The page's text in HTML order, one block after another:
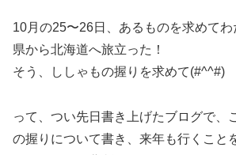
10月の25〜26日、あるものを求めて
県から北海道へ旅立った！
そう、ししゃもの握りを求めて(#^^#)
って、つい先日書き上げたブログで、
の握りについて書き、来年も行くこと